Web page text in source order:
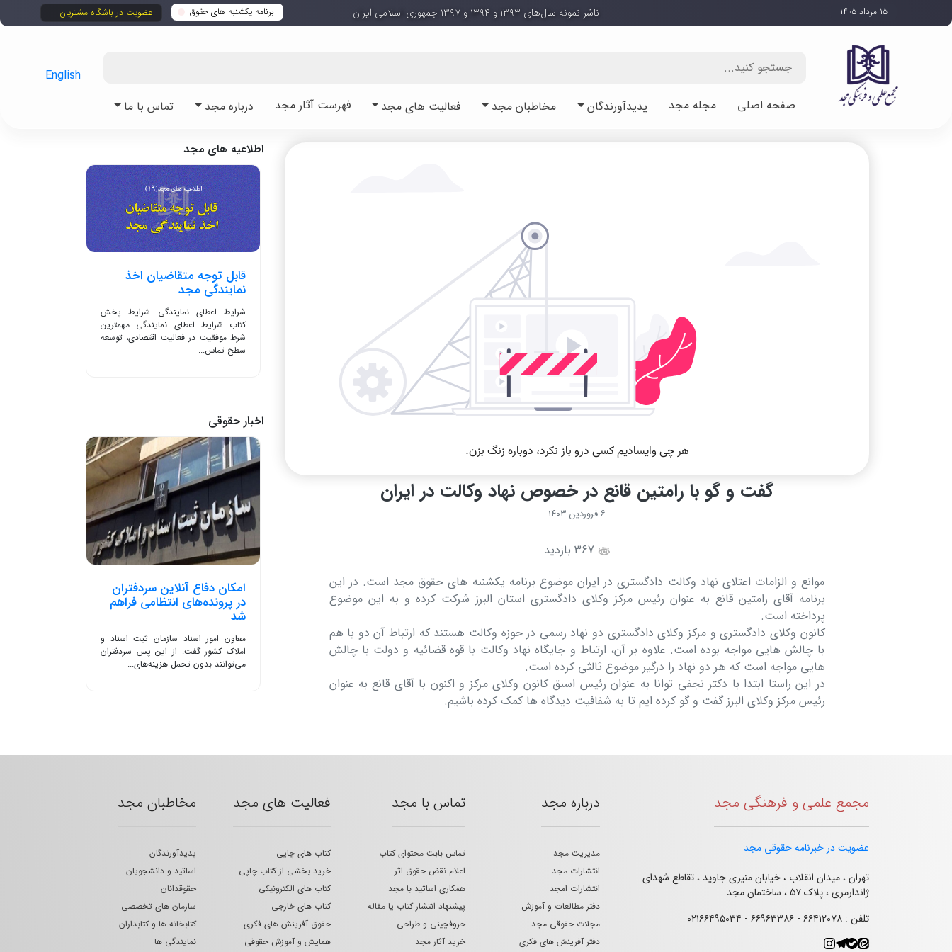
برنامه یکشنبه های حقوق عضویت در باشگاه مشتریان ۱۵ مرداد ۱۴۰۵ ناشر نمونه سال‌های ۱۳۹۳ و ۱۳۹۴ و ۱۳۹۷ جمهوری اسلامی ایران
صفحه اصلی مجله مجد پدیدآورندگان مخاطبان مجد فعالیت های مجد فهرست آثار مجد درباره مجد تماس با ما
English
گفت و گو با رامتین قانع در خصوص نهاد وکالت در ایران
۶ فروردین ۱۴۰۳
موانع و الزامات اعتلای نهاد وکالت دادگستری در ایران موضوع برنامه یکشنبه های حقوق مجد است. در این
برنامه آقای رامتین قانع به عنوان رئیس مرکز وکلای دادگستری استان البرز شرکت کرده و به این موضوع
پرداخته است.
کانون وکلای دادگستری و مرکز وکلای دادگستری دو نهاد رسمی در حوزه وکالت هستند که ارتباط آن دو با هم
با چالش هایی مواجه بوده است. علاوه بر آن، ارتباط و جایگاه نهاد وکالت با قوه قضائیه و دولت با چالش
هایی مواجه است که هر دو نهاد را درگیر موضوع ثالثی کرده است.
در این راستا ابتدا با دکتر نجفی توانا به عنوان رئیس اسبق کانون وکلای مرکز و اکنون با آقای قانع به عنوان
رئیس مرکز وکلای البرز گفت و گو کرده ایم تا به شفافیت دیدگاه ها کمک کرده باشیم.
اطلاعیه های مجد
قابل توجه متقاضیان اخذ
نمایندگی مجد
شرایط اعطای نمایندگی شرایط پخش
کتاب شرایط اعطای نمایندگی مهمترین
شرط موفقیت در فعالیت اقتصادی، توسعه
سطح تماس...
اخبار حقوقی
امکان دفاع آنلاین سردفتران
در پرونده‌های انتظامی فراهم
شد
معاون امور اسناد سازمان ثبت اسناد و
املاک کشور گفت: از این پس سردفتران
می‌توانند بدون تحمل هزینه‌های...
مجمع علمی و فرهنگی مجد
عضویت در خبرنامه حقوقی مجد
تهران ، میدان انقلاب ، خیابان منیری جاوید ، تقاطع شهدای
ژاندارمری ، پلاک ۵۷ ، ساختمان مجد
تلفن : ۶۶۴۱۲۰۷۸ - ۶۶۹۶۳۳۸۶ - ۰۲۱۶۶۴۹۵۰۳۴
درباره مجد
مدیریت مجد
انتشارات مجد
انتشارات امجد
دفتر مطالعات و آموزش
مجلات حقوقی مجد
دفتر آفرینش های فکری
تماس با مجد
تماس بابت محتوای کتاب
اعلام نقض حقوق اثر
همکاری اساتید با مجد
پیشنهاد انتشار کتاب یا مقاله
حروفچینی و طراحی
خرید آثار مجد
فعالیت های مجد
کتاب های چاپی
خرید بخشی از کتاب چاپی
کتاب های الکترونیکی
کتاب های خارجی
حقوق آفرینش های فکری
همایش و آموزش حقوقی
مخاطبان مجد
پدیدآورندگان
اساتید و دانشجویان
حقوقدانان
سازمان های تخصصی
کتابخانه ها و کتابداران
نمایندگی ها